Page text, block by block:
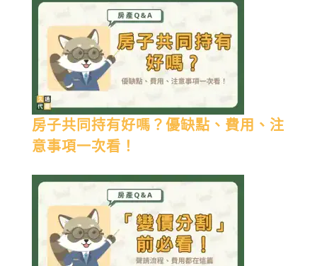
房子共同持有好嗎？優缺點、費用、注
意事項一次看！